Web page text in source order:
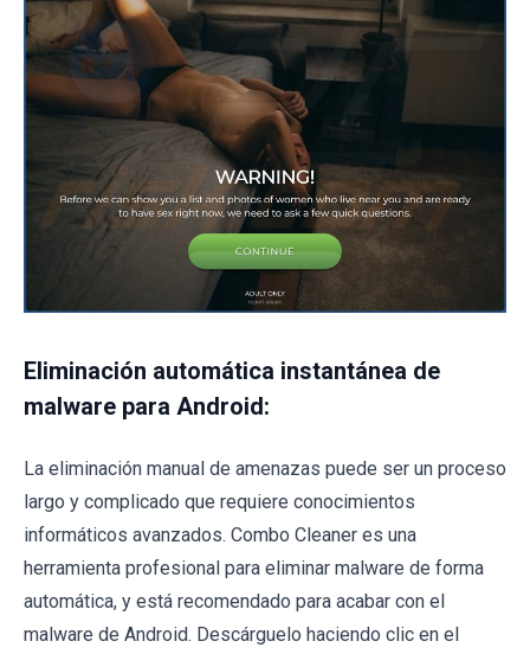
Eliminación automática instantánea de
malware para Android:
La eliminación manual de amenazas puede ser un proceso
largo y complicado que requiere conocimientos
informáticos avanzados. Combo Cleaner es una
herramienta profesional para eliminar malware de forma
automática, y está recomendado para acabar con el
malware de Android. Descárguelo haciendo clic en el